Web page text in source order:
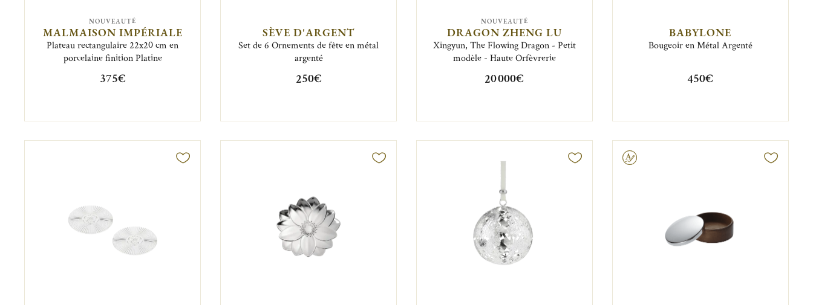
NOUVEAUTÉ
MALMAISON IMPÉRIALE
Plateau rectangulaire 22x20 cm en
porcelaine finition Platine
375€
SÈVE D'ARGENT
Set de 6 Ornements de fête en métal
argenté
250€
NOUVEAUTÉ
DRAGON ZHENG LU
Xingyun, The Flowing Dragon - Petit
modèle - Haute Orfèvrerie
20 000€
BABYLONE
Bougeoir en Métal Argenté
450€
Gravable